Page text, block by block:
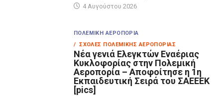
4 Αυγούστου 2026
ΠΟΛΕΜΙΚΉ ΑΕΡΟΠΟΡΊΑ
/ ΣΧΟΛΈΣ ΠΟΛΕΜΙΚΉΣ ΑΕΡΟΠΟΡΊΑΣ
Νέα γενιά Ελεγκτών Εναέριας
Κυκλοφορίας στην Πολεμική
Αεροπορία – Αποφοίτησε η 1η
Εκπαιδευτική Σειρά του ΣΑΕΕΕΚ
[pics]